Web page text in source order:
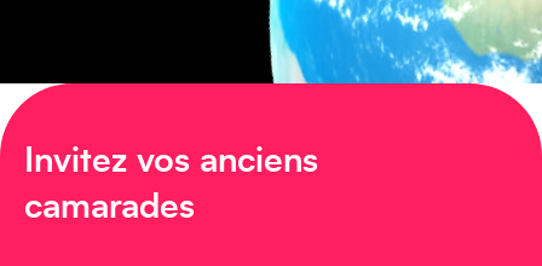
Invitez vos anciens
camarades
Amérique du Nord